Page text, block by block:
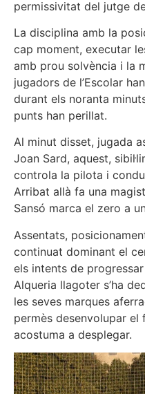
permissivitat del jutge
La disciplina amb la
cap moment, executar
amb prou solvència i la
jugadors de l’Escolar
durant els noranta
punts han perillat.
Al minut disset, jugada
Joan Sard, aquest,
controla la pilota i
Arribat allà fa una
Sansó marca el zero a
Assentats,
continuat dominant el
els intents de
Alqueria llagoter s’ha
les seves marques
permès desenvolupar el
acostuma a desplegar.